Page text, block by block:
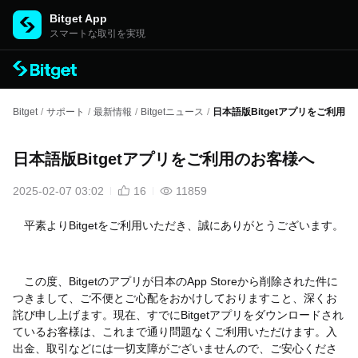
Bitget App
スマートな取引を実現
Bitget / サポート / 最新情報 / Bitgetニュース / 日本語版Bitgetアプリをご利用の
日本語版Bitgetアプリをご利用のお客様へ
2025-02-07 03:02 16 11859
平素よりBitgetをご利用いただき、誠にありがとうございます。
この度、Bitgetのアプリが日本のApp Storeから削除された件に
つきまして、ご不便とご心配をおかけしておりますこと、深くお
詫び申し上げます。 現在、すでにBitgetアプリをダウンロードされ
ているお客様は、これまで通り問題なくご利用いただけます。入
出金、取引などには一切支障がございませんので、ご安心くださ